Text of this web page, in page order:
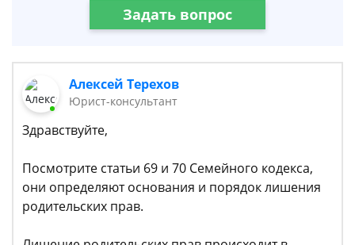
Задать вопрос
Алексей Терехов
Юрист-консультант
Здравствуйте,
Посмотрите статьи 69 и 70 Семейного кодекса,
они определяют основания и порядок лишения
родительских прав.